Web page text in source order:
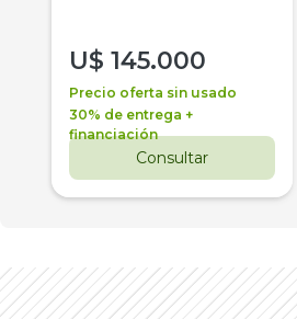
U$ 145.000
Precio oferta sin usado
30% de entrega +
financiación
Consultar